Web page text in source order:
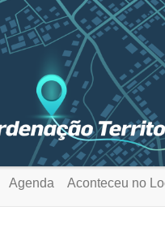
Agenda Aconteceu no